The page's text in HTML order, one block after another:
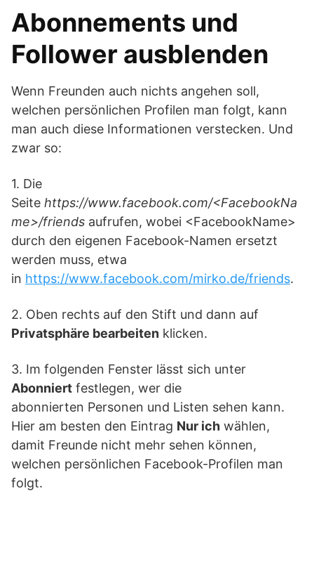
Abonnements und
Follower ausblenden
Wenn Freunden auch nichts angehen soll,
welchen persönlichen Profilen man folgt, kann
man auch diese Informationen verstecken. Und
zwar so:
1. Die
Seite https://www.facebook.com/<FacebookNa
me>/friends aufrufen, wobei <FacebookName>
durch den eigenen Facebook-Namen ersetzt
werden muss, etwa
in https://www.facebook.com/mirko.de/friends.
2. Oben rechts auf den Stift und dann auf
Privatsphäre bearbeiten klicken.
3. Im folgenden Fenster lässt sich unter
Abonniert festlegen, wer die
abonnierten Personen und Listen sehen kann.
Hier am besten den Eintrag Nur ich wählen,
damit Freunde nicht mehr sehen können,
welchen persönlichen Facebook-Profilen man
folgt.